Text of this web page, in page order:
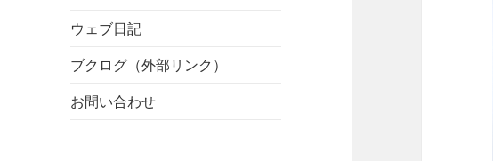
ウェブ日記
ブクログ（外部リンク）
お問い合わせ